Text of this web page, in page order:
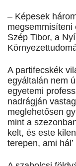
– Képesek
megsemmisíteni
Szép Tibor, a
A partifecskék
egyáltalán nem
egyetemi
nadrágján
meglehetősen
mint a
kelt, és este
terepen, ami